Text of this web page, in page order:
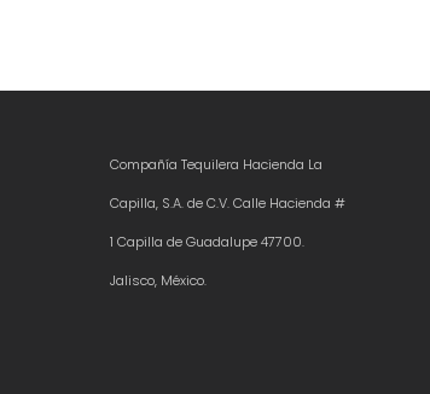
Compañía Tequilera Hacienda La
Capilla, S.A. de C.V. Calle Hacienda #
1 Capilla de Guadalupe 47700.
Jalisco, México.